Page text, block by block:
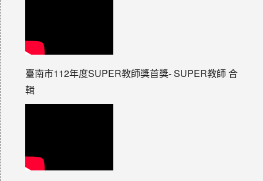
臺南市112年度SUPER教師獎首獎- SUPER教師 合
輯